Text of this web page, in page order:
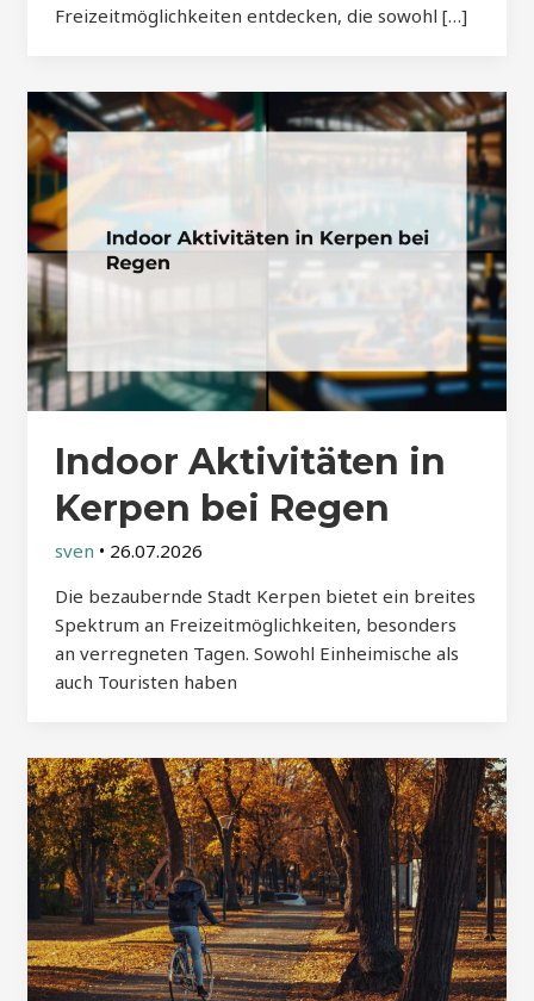
Freizeitmöglichkeiten entdecken, die sowohl […]
Indoor Aktivitäten in
Kerpen bei Regen
sven • 26.07.2026
Die bezaubernde Stadt Kerpen bietet ein breites
Spektrum an Freizeitmöglichkeiten, besonders
an verregneten Tagen. Sowohl Einheimische als
auch Touristen haben